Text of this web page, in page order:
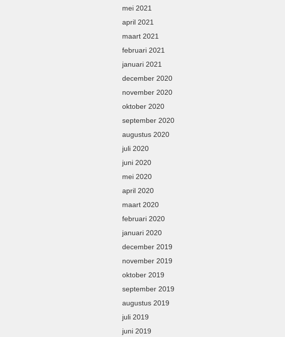
mei 2021
april 2021
maart 2021
februari 2021
januari 2021
december 2020
november 2020
oktober 2020
september 2020
augustus 2020
juli 2020
juni 2020
mei 2020
april 2020
maart 2020
februari 2020
januari 2020
december 2019
november 2019
oktober 2019
september 2019
augustus 2019
juli 2019
juni 2019